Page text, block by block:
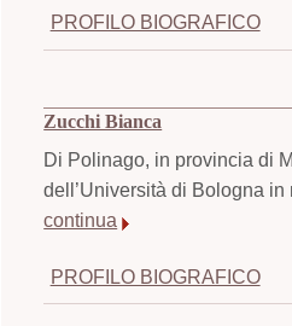
PROFILO BIOGRAFICO
Zucchi Bianca
Di Polinago, in provincia di
dell’Università di Bologna
continua
PROFILO BIOGRAFICO